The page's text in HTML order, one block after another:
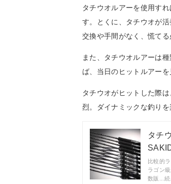
タチウオルアーを使用す
す。とくに、タチウオが
交換や手間がなく、慌てる
また、タチウオルアーは
ば、当日のヒットルアーを
タチウオがヒットした際
烈。ダイナミックな釣りを
タチ
比較的
ラゴン
数販...続